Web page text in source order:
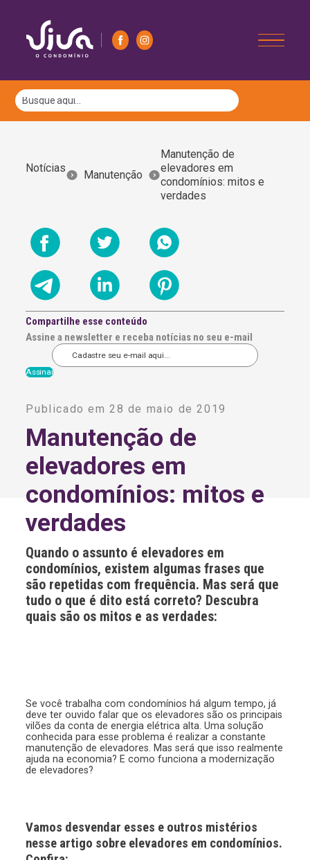
Notícias
Manutenção
Manutenção de
elevadores em
condomínios: mitos e
verdades
Compartilhe esse conteúdo
Assine a newsletter e receba notícias no seu e-mail
t
n
t
v
:
Publicado em 28 de maio de 2019
Manutenção de
elevadores em
condomínios: mitos e
verdades
Quando o assunto é elevadores em
condomínios, existem algumas frases que
são repetidas com frequência. Mas será que
tudo o que é dito está correto? Descubra
quais são os mitos e as verdades:
Se você trabalha com condomínios há algum tempo, já
deve ter ouvido falar que os elevadores são os principais
vilões da conta de energia elétrica alta. Uma solução
conhecida para esse problema é realizar a constante
manutenção de elevadores. Mas será que isso realmente
ajuda na economia? E como funciona a modernização
de elevadores?
Vamos desvendar esses e outros mistérios
nesse artigo sobre elevadores em condomínios.